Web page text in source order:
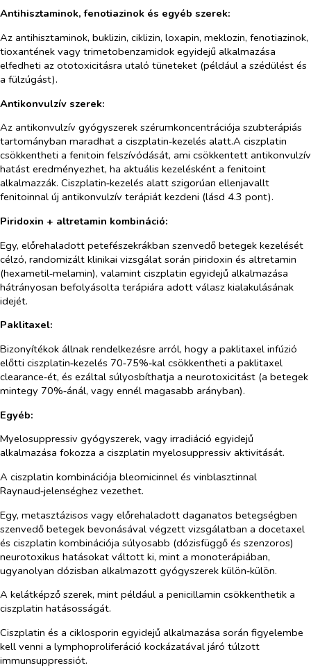
Antihisztaminok, fenotiazinok és egyéb szerek:
Az antihisztaminok, buklizin, ciklizin, loxapin, meklozin, fenotiazinok,
tioxantének vagy trimetobenzamidok egyidejű alkalmazása
elfedheti az ototoxicitásra utaló tüneteket (például a szédülést és
a fülzúgást).
Antikonvulzív szerek:
Az antikonvulzív gyógyszerek szérumkoncentrációja szubterápiás
tartományban maradhat a ciszplatin‑kezelés alatt.A ciszplatin
csökkentheti a fenitoin felszívódását, ami csökkentett antikonvulzív
hatást eredményezhet, ha aktuális kezelésként a fenitoint
alkalmazzák. Ciszplatin‑kezelés alatt szigorúan ellenjavallt
fenitoinnal új antikonvulzív terápiát kezdeni (lásd 4.3 pont).
Piridoxin + altretamin kombináció:
Egy, előrehaladott petefészekrákban szenvedő betegek kezelését
célzó, randomizált klinikai vizsgálat során piridoxin és altretamin
(hexametil‑melamin), valamint ciszplatin egyidejű alkalmazása
hátrányosan befolyásolta terápiára adott válasz kialakulásának
idejét.
Paklitaxel:
Bizonyítékok állnak rendelkezésre arról, hogy a paklitaxel infúzió
előtti ciszplatin‑kezelés 70‑75%‑kal csökkentheti a paklitaxel
clearance‑ét, és ezáltal súlyosbíthatja a neurotoxicitást (a betegek
mintegy 70%‑ánál, vagy ennél magasabb arányban).
Egyéb:
Myelosuppressiv gyógyszerek, vagy irradiáció egyidejű
alkalmazása fokozza a ciszplatin myelosuppressiv aktivitását.
A ciszplatin kombinációja bleomicinnel és vinblasztinnal
Raynaud‑jelenséghez vezethet.
Egy, metasztázisos vagy előrehaladott daganatos betegségben
szenvedő betegek bevonásával végzett vizsgálatban a docetaxel
és ciszplatin kombinációja súlyosabb (dózisfüggő és szenzoros)
neurotoxikus hatásokat váltott ki, mint a monoterápiában,
ugyanolyan dózisban alkalmazott gyógyszerek külön‑külön.
A kelátképző szerek, mint például a penicillamin csökkenthetik a
ciszplatin hatásosságát.
Ciszplatin és a ciklosporin egyidejű alkalmazása során figyelembe
kell venni a lymphoproliferáció kockázatával járó túlzott
immunsuppressiót.